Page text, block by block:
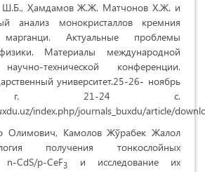
Ш.Б., Ҳамдамов Ж.Ж. Матчонов Х.Ж. и
анализ монокристаллов кремния
марганци. Актуальные проблемы
Материалы международной
технической конференции.
университет.25-26- ноябрь
г. 21-24 с.
index.php/journals_buxdu/article/
Олимович, Камолов Жўрабек Жалол
получения тонкослойных
n-CdS/p-CeF3
и исследование их